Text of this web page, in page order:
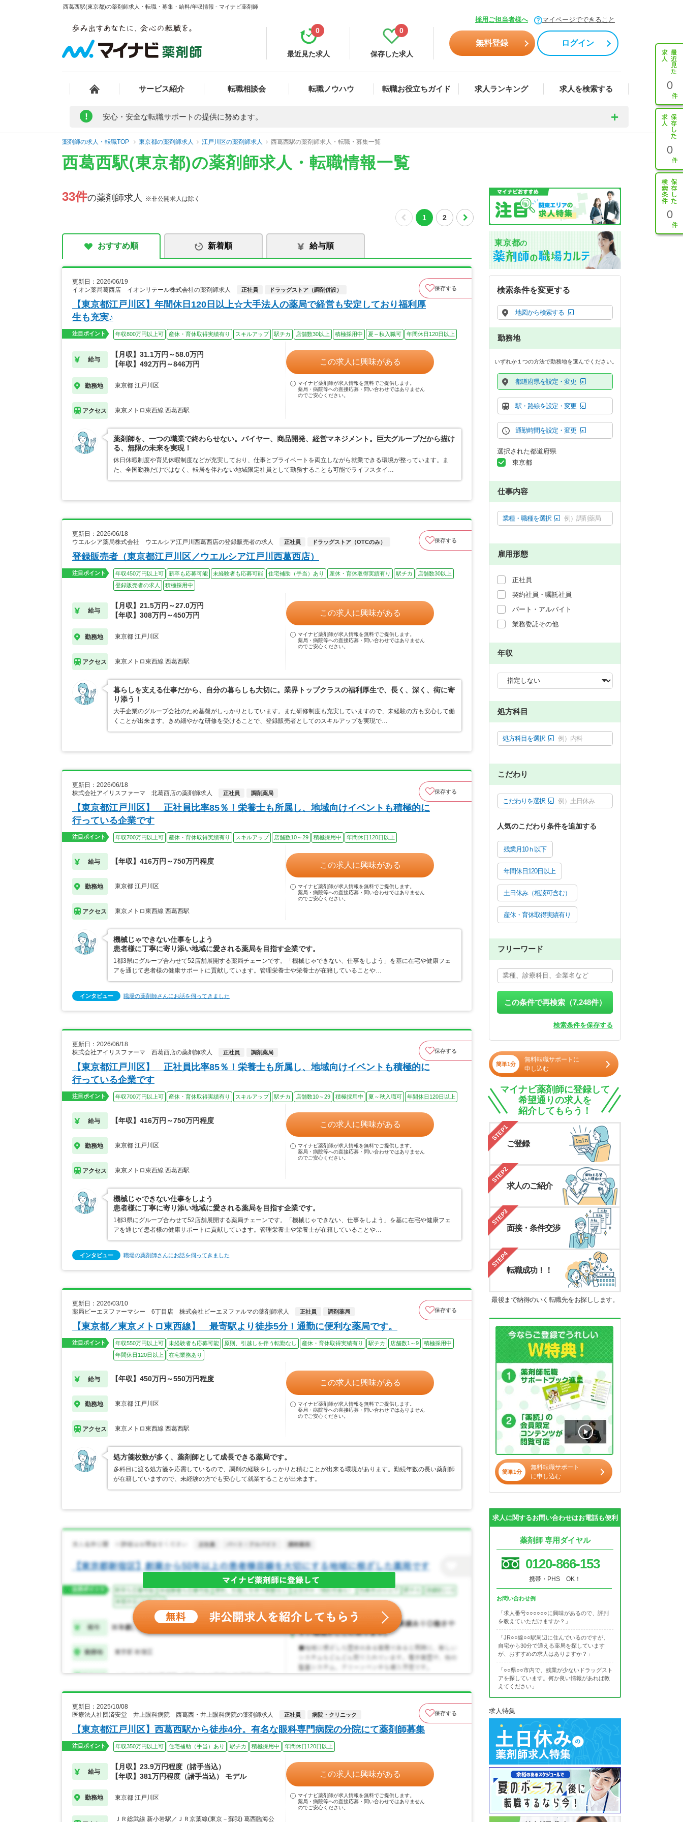
西葛西駅(東京都)の薬剤師求人・転職・募集・給料/年収情報 - マイナビ薬剤師
採用ご担当者様へ マイページでできること
最近見た求人
0
保存した求人
0
無料登録 ログイン
サービス紹介 転職相談会 転職ノウハウ 転職お役立ちガイド 求人ランキング 求人を検索する 0
0
0
! 安心・安全な転職サポートの提供に努めます。
薬剤師の求人・転職TOP 東京都の薬剤師求人 江戸川区の薬剤師求人 西葛西駅の薬剤師求人・転職・募集一覧
西葛西駅(東京都)の薬剤師求人・転職情報一覧
33件の薬剤師求人 ※非公開求人は除く
1 2
おすすめ順 新着順 給与順
更新日：2026/06/19
イオン薬局葛西店 イオンリテール株式会社の薬剤師求人
正社員 ドラッグストア（調剤併設） 保存する
【東京都江戸川区】年間休日120日以上☆大手法人の薬局で経営も安定しており福利厚
生も充実♪
注目ポイント 年収800万円以上可 産休・育休取得実績有り スキルアップ 駅チカ 店舗数30以上 積極採用中 夏～秋入職可 年間休日120日以上
給与
【月収】31.1万円～58.0万円
【年収】492万円～846万円
勤務地 東京都 江戸川区
アクセス 東京メトロ東西線 西葛西駅
この求人に興味がある
マイナビ薬剤師が求人情報を無料でご提供します。
薬局・病院等への直接応募・問い合わせではありません
のでご安心ください。
薬剤師を、一つの職業で終わらせない。バイヤー、商品開発、経営マネジメント。巨大グループだから描け
る、無限の未来を実現！
休日休暇制度や育児休暇制度などが充実しており、仕事とプライベートを両立しながら就業できる環境が整っています。ま
た、全国勤務だけではなく、転居を伴わない地域限定社員として勤務することも可能でライフスタイ…
更新日：2026/06/18
ウエルシア薬局株式会社 ウエルシア江戸川西葛西店の登録販売者の求人
正社員 ドラッグストア（OTCのみ） 保存する
登録販売者（東京都江戸川区／ウエルシア江戸川西葛西店）
注目ポイント 年収450万円以上可 新卒も応募可能 未経験者も応募可能 住宅補助（手当）あり 産休・育休取得実績有り 駅チカ
店舗数30以上
登録販売者の求人
積極採用中
給与
【月収】21.5万円～27.0万円
【年収】308万円～450万円
勤務地 東京都 江戸川区
アクセス 東京メトロ東西線 西葛西駅
この求人に興味がある
マイナビ薬剤師が求人情報を無料でご提供します。
薬局・病院等への直接応募・問い合わせではありません
のでご安心ください。
暮らしを支える仕事だから、自分の暮らしも大切に。業界トップクラスの福利厚生で、長く、深く、街に寄
り添う！
大手企業のグループ会社のため基盤がしっかりとしています。また研修制度も充実していますので、未経験の方も安心して働
くことが出来ます。きめ細やかな研修を受けることで、登録販売者としてのスキルアップを実現で…
更新日：2026/06/18
株式会社アイリスファーマ 北葛西店の薬剤師求人
正社員 調剤薬局 保存する
【東京都江戸川区】 正社員比率85％！栄養士も所属し、地域向けイベントも積極的に
行っている企業です
注目ポイント 年収700万円以上可 産休・育休取得実績有り スキルアップ 店舗数10～29 積極採用中 年間休日120日以上
給与 【年収】416万円～750万円程度
勤務地 東京都 江戸川区
アクセス 東京メトロ東西線 西葛西駅
この求人に興味がある
マイナビ薬剤師が求人情報を無料でご提供します。
薬局・病院等への直接応募・問い合わせではありません
のでご安心ください。
機械じゃできない仕事をしよう
患者様に丁寧に寄り添い地域に愛される薬局を目指す企業です。
1都3県にグループ合わせて52店舗展開する薬局チェーンです。「機械じゃできない、仕事をしよう」を基に在宅や健康フェ
アを通じて患者様の健康サポートに貢献しています。管理栄養士や栄養士が在籍していることや…
インタビュー 職場の薬剤師さんにお話を伺ってきました
更新日：2026/06/18
株式会社アイリスファーマ 西葛西店の薬剤師求人
正社員 調剤薬局 保存する
【東京都江戸川区】 正社員比率85％！栄養士も所属し、地域向けイベントも積極的に
行っている企業です
注目ポイント 年収700万円以上可 産休・育休取得実績有り スキルアップ 駅チカ 店舗数10～29 積極採用中 夏～秋入職可 年間休日120日以上
給与 【年収】416万円～750万円程度
勤務地 東京都 江戸川区
アクセス 東京メトロ東西線 西葛西駅
この求人に興味がある
マイナビ薬剤師が求人情報を無料でご提供します。
薬局・病院等への直接応募・問い合わせではありません
のでご安心ください。
機械じゃできない仕事をしよう
患者様に丁寧に寄り添い地域に愛される薬局を目指す企業です。
1都3県にグループ合わせて52店舗展開する薬局チェーンです。「機械じゃできない、仕事をしよう」を基に在宅や健康フェ
アを通じて患者様の健康サポートに貢献しています。管理栄養士や栄養士が在籍していることや…
インタビュー 職場の薬剤師さんにお話を伺ってきました
更新日：2026/03/10
薬局ビーエヌファーマシー 6丁目店 株式会社ビーエヌファルマの薬剤師求人
正社員 調剤薬局 保存する
【東京都／東京メトロ東西線】 最寄駅より徒歩5分！通勤に便利な薬局です。
注目ポイント 年収550万円以上可 未経験者も応募可能 原則、引越しを伴う転勤なし 産休・育休取得実績有り 駅チカ 店舗数1～9
積極採用中
年間休日120日以上
在宅業務あり
給与 【年収】450万円～550万円程度
勤務地 東京都 江戸川区
アクセス 東京メトロ東西線 西葛西駅
この求人に興味がある
マイナビ薬剤師が求人情報を無料でご提供します。
薬局・病院等への直接応募・問い合わせではありません
のでご安心ください。
処方箋枚数が多く、薬剤師として成長できる薬局です。
多科目に渡る処方箋を応需しているので、調剤の経験をしっかりと積むことが出来る環境があります。勤続年数の長い薬剤師
が在籍していますので、未経験の方でも安心して就業することが出来ます。
更新日：2025/10/08
医療法人社団済安堂 井上眼科病院 西葛西・井上眼科病院の薬剤師求人
正社員 病院・クリニック 保存する
【東京都江戸川区】西葛西駅から徒歩4分。有名な眼科専門病院の分院にて薬剤師募集
注目ポイント 年収350万円以上可 住宅補助（手当）あり 駅チカ 積極採用中 年間休日120日以上
給与
【月収】23.9万円程度（諸手当込）
【年収】381万円程度（諸手当込） モデル
勤務地 東京都 江戸川区
ＪＲ総武線 新小岩駅／ＪＲ京葉線(東京－蘇我) 葛西臨海公
この求人に興味がある
マイナビ薬剤師が求人情報を無料でご提供します。
薬局・病院等への直接応募・問い合わせではありません
のでご安心ください。
東京都の
検索条件を変更する
地図から検索する
勤務地
いずれか１つの方法で勤務地を選んでください。
都道府県を設定・変更
駅・路線を設定・変更
通勤時間を設定・変更
選択された都道府県
東京都
仕事内容
業種・職種を選択 例）調剤薬局
雇用形態
正社員
契約社員・嘱託社員
パート・アルバイト
業務委託その他
年収
処方科目
処方科目を選択 例）内科
こだわり
こだわりを選択 例）土日休み
人気のこだわり条件を追加する
残業月10ｈ以下
年間休日120日以上
土日休み（相談可含む）
産休・育休取得実績有り
フリーワード
この条件で再検索（7,248件）
検索条件を保存する
簡単1分
無料転職サポートに
申し込む
マイナビ薬剤師に登録して
希望通りの求人を
紹介してもらう！
STEP1
ご登録
STEP2
求人のご紹介
STEP3
面接・条件交渉
STEP4
転職成功！！
最後まで納得のいく転職先をお探しします。
簡単1分
無料転職サポート
に申し込む
求人に関するお問い合わせはお電話も便利
薬剤師 専用ダイヤル
0120-866-153
携帯・PHS OK！
お問い合わせ例
「求人番号○○○○○○に興味があるので、評判
を教えていただけますか？」
「JR○○線○○駅周辺に住んでいるのですが、
自宅から30分で通える薬局を探しています
が、おすすめの求人はありますか？」
「○○県○○市内で、残業が少ないドラッグスト
アを探しています。何か良い情報があれば教
えてください」
求人特集